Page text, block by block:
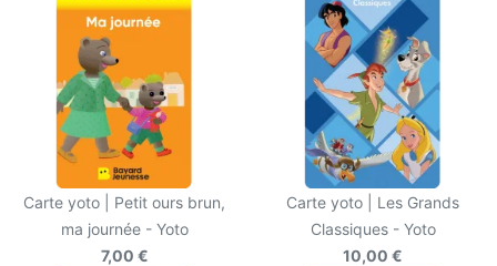
Carte yoto | Petit ours brun,
ma journée - Yoto
7,00 €
Carte yoto | Les Grands
Classiques - Yoto
10,00 €